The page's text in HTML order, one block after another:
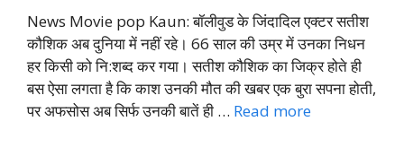
News Movie pop Kaun: बॉलीवुड के जिंदादिल एक्टर सतीश
कौशिक अब दुनिया में नहीं रहे। 66 साल की उम्र में उनका निधन
हर किसी को नि:शब्द कर गया। सतीश कौशिक का जिक्र होते ही
बस ऐसा लगता है कि काश उनकी मौत की खबर एक बुरा सपना होती,
पर अफसोस अब सिर्फ उनकी बातें ही … Read more